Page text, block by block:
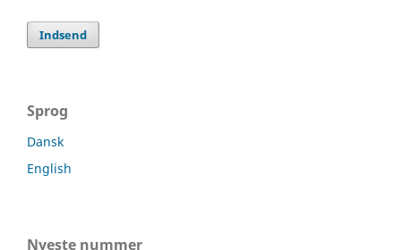
Indsend
Sprog
Dansk
English
Nyeste nummer